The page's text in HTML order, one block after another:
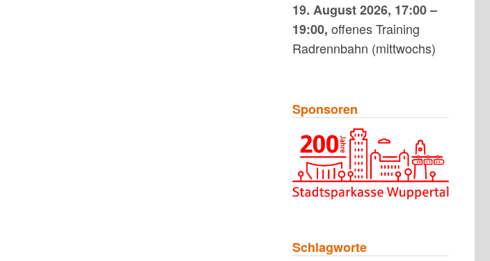
19. August 2026, 17:00–
19:00, offenes Training
Radrennbahn (mittwochs)
Sponsoren
Schlagworte